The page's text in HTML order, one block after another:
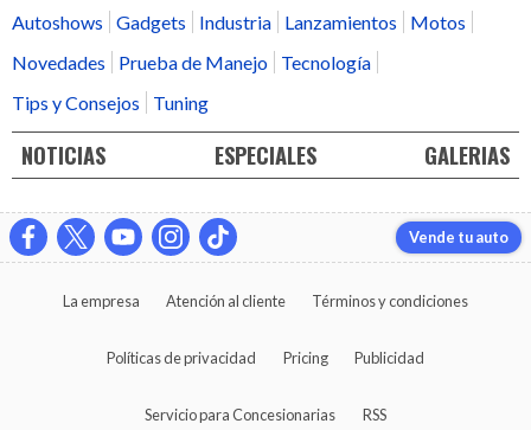
Autoshows
Gadgets Industria Lanzamientos
Motos
Novedades
Prueba de Manejo
Tecnología
Tips y Consejos
Tuning
NOTICIAS ESPECIALES GALERIAS
Vende tu auto
La empresa Atención al cliente Términos y condiciones
Políticas de privacidad Pricing Publicidad
Servicio para Concesionarias RSS